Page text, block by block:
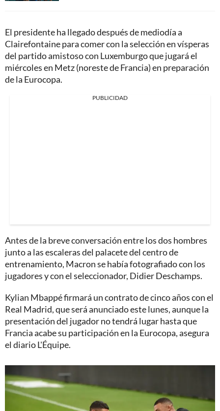
El presidente ha llegado después de mediodía a
Clairefontaine para comer con la selección en vísperas
del partido amistoso con Luxemburgo que jugará el
miércoles en Metz (noreste de Francia) en preparación
de la Eurocopa.
PUBLICIDAD
Antes de la breve conversación entre los dos hombres
junto a las escaleras del palacete del centro de
entrenamiento, Macron se había fotografiado con los
jugadores y con el seleccionador, Didier Deschamps.
Kylian Mbappé firmará un contrato de cinco años con el
Real Madrid, que será anunciado este lunes, aunque la
presentación del jugador no tendrá lugar hasta que
Francia acabe su participación en la Eurocopa, asegura
el diario L'Équipe.